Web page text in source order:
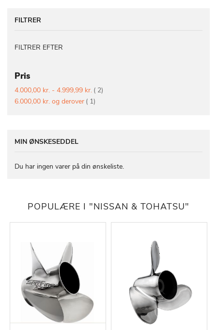
FILTRER
FILTRER EFTER
Pris
4.000,00 kr. - 4.999,99 kr. 2vare
6.000,00 kr. og derover 1vare
MIN ØNSKESEDDEL
Du har ingen varer på din ønskeliste.
POPULÆRE I "NISSAN & TOHATSU"